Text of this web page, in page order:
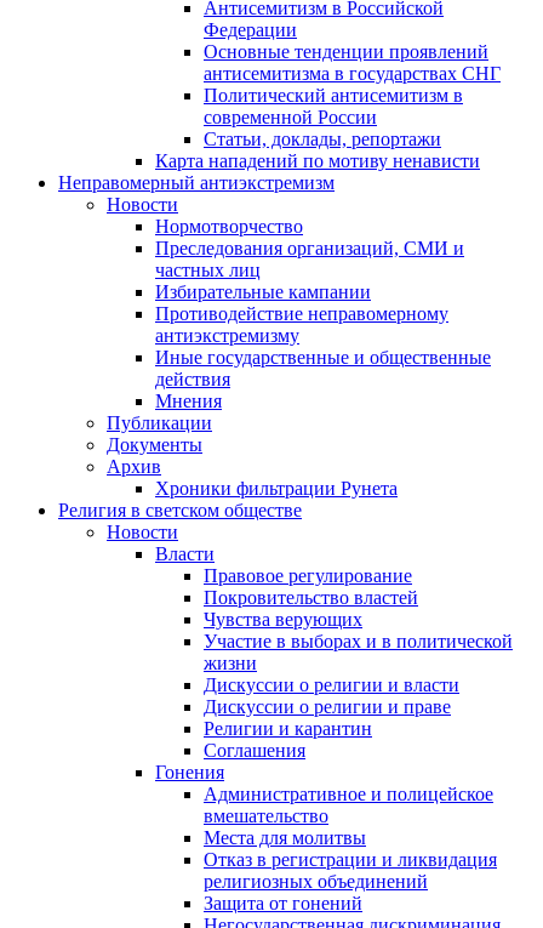
Антисемитизм в Российской
Федерации
Основные тенденции проявлений
антисемитизма в государствах СНГ
Политический антисемитизм в
современной России
Статьи, доклады, репортажи
Карта нападений по мотиву ненависти
Неправомерный антиэкстремизм
Новости
Нормотворчество
Преследования организаций, СМИ и
частных лиц
Избирательные кампании
Противодействие неправомерному
антиэкстремизму
Иные государственные и общественные
действия
Мнения
Публикации
Документы
Архив
Хроники фильтрации Рунета
Религия в светском обществе
Новости
Власти
Правовое регулирование
Покровительство властей
Чувства верующих
Участие в выборах и в политической
жизни
Дискуссии о религии и власти
Дискуссии о религии и праве
Религии и карантин
Соглашения
Гонения
Административное и полицейское
вмешательство
Места для молитвы
Отказ в регистрации и ликвидация
религиозных объединений
Защита от гонений